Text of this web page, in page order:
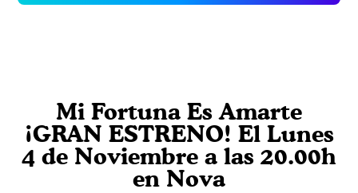
Mi Fortuna Es Amarte
¡GRAN ESTRENO! El Lunes
4 de Noviembre a las 20.00h
en Nova